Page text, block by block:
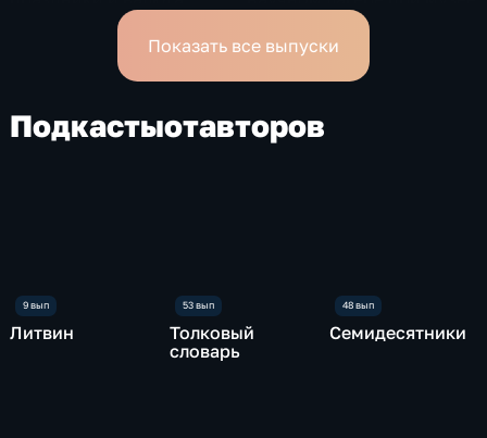
Показать все выпуски
Подкастыотавторов
Литвин
Толковый
словарь
Семидесятники